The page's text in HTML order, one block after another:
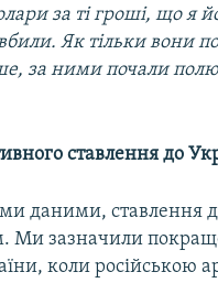
за ті гроші, що я
Як тільки вони
за ними почали
ставлення до
даними, ставлення
Ми зазначили
коли російською